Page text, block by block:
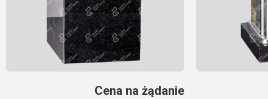
Cena na żądanie